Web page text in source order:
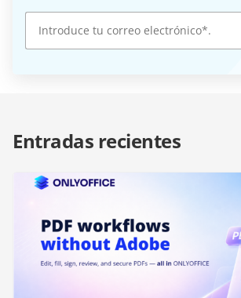
Entradas recientes